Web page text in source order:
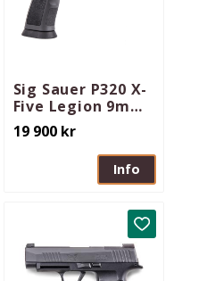
Sig Sauer P320 X-
Five Legion 9mm
17rd
19 900kr
Info
till i favoriter Lägg till i